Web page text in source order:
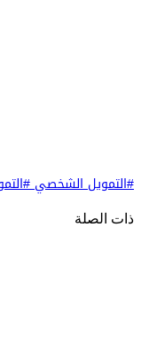
#التمويل الشخصي
ذات الصلة